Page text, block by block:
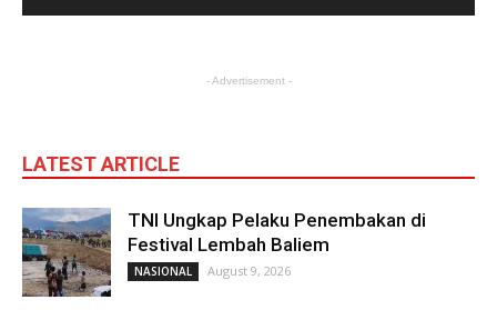
- Advertisement -
LATEST ARTICLE
TNI Ungkap Pelaku Penembakan di
Festival Lembah Baliem
NASIONAL August 9, 2026